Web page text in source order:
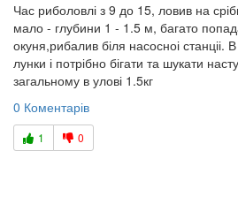
Час риболовлі з 9 до 15, ловив на
мало - глубини 1 - 1.5 м, багато
окуня,рибалив біля насосноі станціі.
лунки і потрібно бігати та шукати
загальному в улові 1.5кг
0 Коментарів
1 0